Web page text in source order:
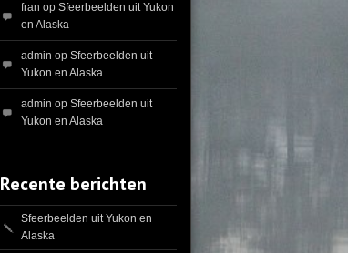
fran opSfeerbeelden uit Yukon
en Alaska
admin opSfeerbeelden uit
Yukon en Alaska
admin opSfeerbeelden uit
Yukon en Alaska
Recente berichten
Sfeerbeelden uit Yukon en
Alaska